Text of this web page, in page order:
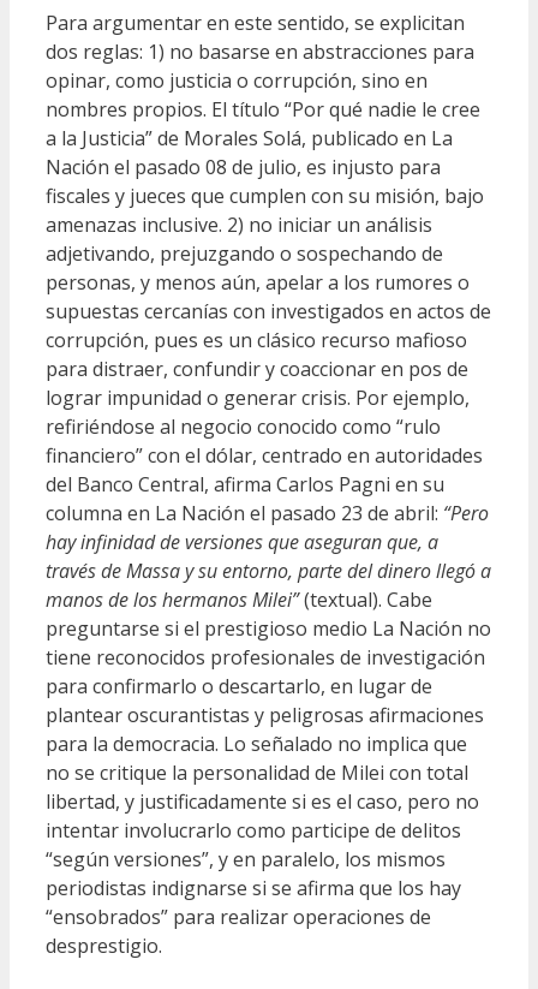
Para argumentar en este sentido, se explicitan
dos reglas: 1) no basarse en abstracciones para
opinar, como justicia o corrupción, sino en
nombres propios. El título “Por qué nadie le cree
a la Justicia” de Morales Solá, publicado en La
Nación el pasado 08 de julio, es injusto para
fiscales y jueces que cumplen con su misión, bajo
amenazas inclusive. 2) no iniciar un análisis
adjetivando, prejuzgando o sospechando de
personas, y menos aún, apelar a los rumores o
supuestas cercanías con investigados en actos de
corrupción, pues es un clásico recurso mafioso
para distraer, confundir y coaccionar en pos de
lograr impunidad o generar crisis. Por ejemplo,
refiriéndose al negocio conocido como “rulo
financiero” con el dólar, centrado en autoridades
del Banco Central, afirma Carlos Pagni en su
columna en La Nación el pasado 23 de abril: “Pero
hay infinidad de versiones que aseguran que, a
través de Massa y su entorno, parte del dinero llegó a
manos de los hermanos Milei”(textual). Cabe
preguntarse si el prestigioso medio La Nación no
tiene reconocidos profesionales de investigación
para confirmarlo o descartarlo, en lugar de
plantear oscurantistas y peligrosas afirmaciones
para la democracia. Lo señalado no implica que
no se critique la personalidad de Milei con total
libertad, y justificadamente si es el caso, pero no
intentar involucrarlo como participe de delitos
“según versiones”, y en paralelo, los mismos
periodistas indignarse si se afirma que los hay
“ensobrados” para realizar operaciones de
desprestigio.